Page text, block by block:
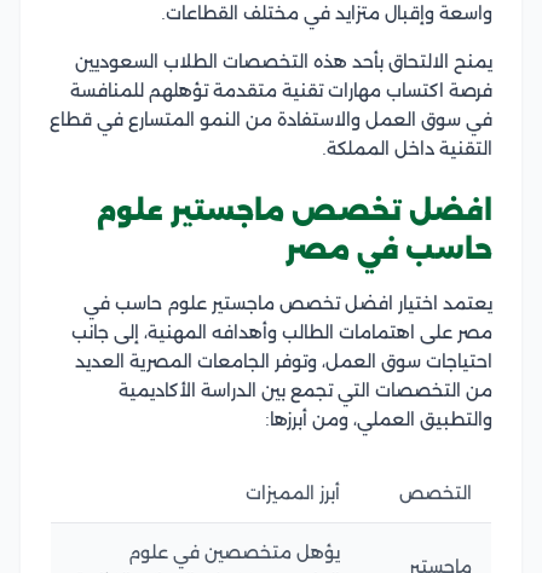
واسعة وإقبال متزايد في مختلف القطاعات.
يمنح الالتحاق بأحد هذه التخصصات الطلاب السعوديين
فرصة اكتساب مهارات تقنية متقدمة تؤهلهم للمنافسة
في سوق العمل والاستفادة من النمو المتسارع في قطاع
التقنية داخل المملكة.
افضل تخصص ماجستير علوم
حاسب في مصر
يعتمد اختيار افضل تخصص ماجستير علوم حاسب في
مصر على اهتمامات الطالب وأهدافه المهنية، إلى جانب
احتياجات سوق العمل، وتوفر الجامعات المصرية العديد
من التخصصات التي تجمع بين الدراسة الأكاديمية
والتطبيق العملي، ومن أبرزها:
التخصص أبرز المميزات
ماجستير
يؤهل متخصصين في علوم